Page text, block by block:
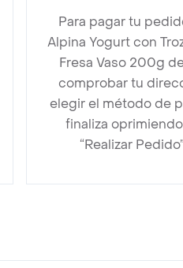
Para pagar tu
Alpina Yogurt con
Fresa Vaso 200g
comprobar tu
elegir el método de
finaliza
“Realizar